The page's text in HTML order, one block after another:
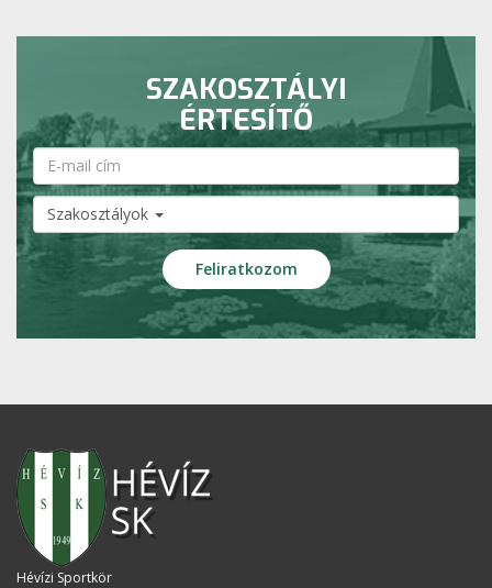
SZAKOSZTÁLYI
ÉRTESÍTŐ
Szakosztályok
Hévízi Sportkör